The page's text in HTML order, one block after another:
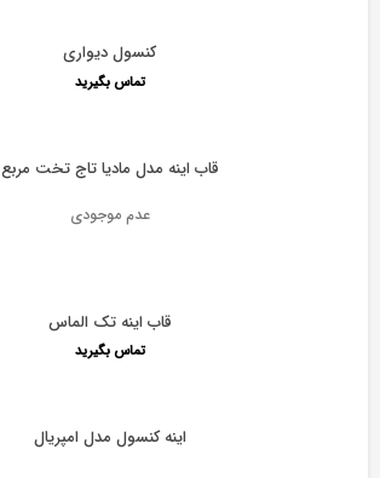
کنسول دیواری
تماس بگیرید
قاب اینه مدل مادیا تاج تخت مربع
عدم موجودی
قاب اینه تک الماس
تماس بگیرید
اینه کنسول مدل امپریال